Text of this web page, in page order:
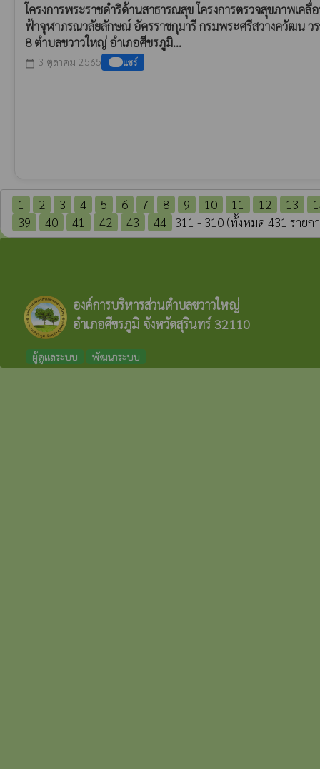
โครงการพระราชดำริด้านสาธารณสุข โครงการตรวจสุขภาพเคลื่
ฟ้าจุฬาภรณวลัยลักษณ์ อัครราชกุมารี กรมพระศรีสวางควัฒน ว
8 ตำบลขวาวใหญ่ อำเภอศีขรภูมิ...
calendar_today 3 ตุลาคม 2565 แชร์
1 2 3 4 5 6 7 8 9 10 11 12 13
39
40 41 42 43 44 311 - 310 (ทั้งหมด 431 รายก
องค์การบริหารส่วนตำบลขวาวใหญ่
อำเภอศีขรภูมิ จังหวัดสุรินทร์ 32110
ผู้ดูแลระบบ พัฒนาระบบ